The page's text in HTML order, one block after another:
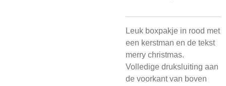
Leuk boxpakje in rood met
een kerstman en de tekst
merry christmas.
Volledige druksluiting aan
de voorkant van boven